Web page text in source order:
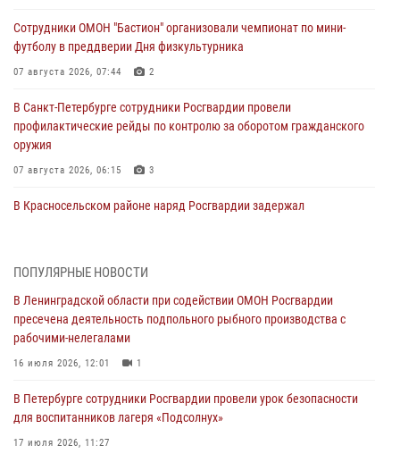
Сотрудники ОМОН "Бастион" организовали чемпионат по мини-
футболу в преддверии Дня физкультурника
07 августа 2026, 07:44 2
В Санкт-Петербурге сотрудники Росгвардии провели
профилактические рейды по контролю за оборотом гражданского
оружия
07 августа 2026, 06:15 3
В Красносельском районе наряд Росгвардии задержал
06 августа 2026, 13:39 1
В Центральном районе росгвардейцы оперативно задержали
хулигана, стрелявшего из пускового устройства рядом с жилыми
домами
06 августа 2026, 11:36
Сотрудники и военнослужащие Росгвардии обеспечили
правопорядок при проведении матча "Зенит" - "Балтика"
06 августа 2026, 07:30
ПОПУЛЯРНЫЕ НОВОСТИ
В Ленинградской области при содействии ОМОН Росгвардии
пресечена деятельность подпольного рыбного производства с
рабочими-нелегалами
16 июля 2026, 12:01 1
В Петербурге сотрудники Росгвардии провели урок безопасности
для воспитанников лагеря «Подсолнух»
17 июля 2026, 11:27